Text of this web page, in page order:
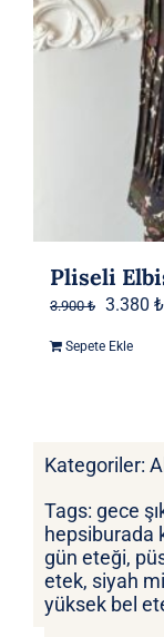
Pliseli
3.900₺
Orijinal
3.380 ₺
Sepete Ekle
Kategoriler:
Tags: gece
hepsiburada
gün eteği,
etek, siyah
yüksek bel